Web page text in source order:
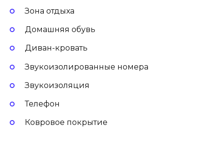
Зона отдыха
Домашняя обувь
Диван-кровать
Звукоизолированные номера
Звукоизоляция
Телефон
Ковровое покрытие